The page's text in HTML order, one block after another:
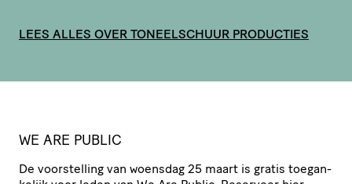
LEES ALLES OVER TONEELSCHUUR PRODUCTIES
WE ARE PUBLIC
De voor­stel­ling van woensdag 25 maart is gratis toegan­